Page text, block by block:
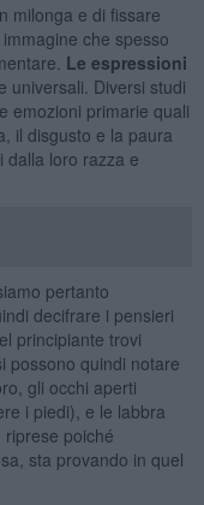
milonga e di fissare
che spesso
Le espressioni
e universali. Diversi studi
emozioni primarie quali
il disgusto e la paura
dalla loro razza e
pertanto
decifrare i pensieri
principiante trovi
possono quindi notare
gli occhi aperti
i piedi), e le labbra
poiché
sta provando in quel